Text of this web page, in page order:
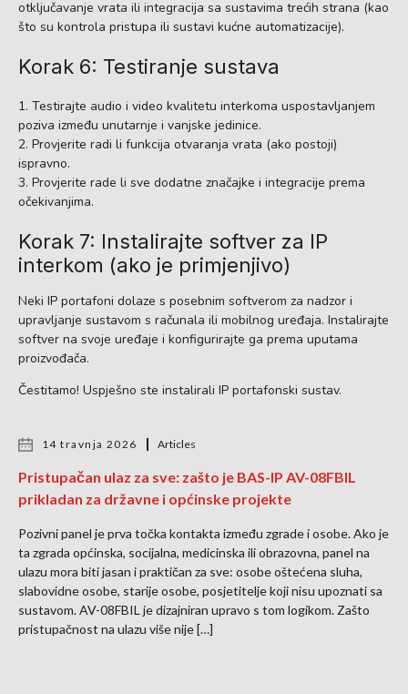
otključavanje vrata ili integracija sa sustavima trećih strana (kao
što su kontrola pristupa ili sustavi kućne automatizacije).
Korak 6: Testiranje sustava
Testirajte audio i video kvalitetu interkoma uspostavljanjem
poziva između unutarnje i vanjske jedinice.
Provjerite radi li funkcija otvaranja vrata (ako postoji)
ispravno.
Provjerite rade li sve dodatne značajke i integracije prema
očekivanjima.
Korak 7: Instalirajte softver za IP
interkom (ako je primjenjivo)
Neki IP portafoni dolaze s posebnim softverom za nadzor i
upravljanje sustavom s računala ili mobilnog uređaja. Instalirajte
softver na svoje uređaje i konfigurirajte ga prema uputama
proizvođača.
Čestitamo! Uspješno ste instalirali IP portafonski sustav.
14 travnja 2026 Articles
Pristupačan ulaz za sve: zašto je BAS-IP AV-08FBIL
prikladan za državne i općinske projekte
Pozivni panel je prva točka kontakta između zgrade i osobe. Ako je
ta zgrada općinska, socijalna, medicinska ili obrazovna, panel na
ulazu mora biti jasan i praktičan za sve: osobe oštećena sluha,
slabovidne osobe, starije osobe, posjetitelje koji nisu upoznati sa
sustavom. AV-08FBIL je dizajniran upravo s tom logikom. Zašto
pristupačnost na ulazu više nije […]